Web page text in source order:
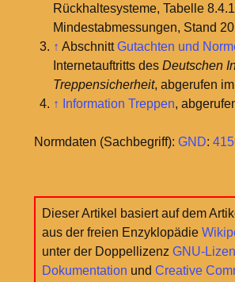
Rückhaltesysteme, Tabelle 8.4.1
Mindestabmessungen, Stand
↑ AbschnittGutachten und
Internetauftritts des Deutschen
Treppensicherheit, abgerufen
↑
Information Treppen,
Normdaten (Sachbegriff): GND:
Dieser Artikel basiert auf dem
aus der freien Enzyklopädie
unter der Doppellizenz GNU-
Dokumentation und Creative